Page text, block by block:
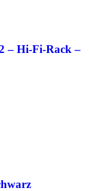
– Hi-Fi-Rack –